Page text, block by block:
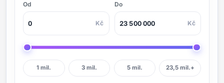
Od
Kč
Do
Kč
1 mil. 3 mil. 5 mil. 23,5 mil.+